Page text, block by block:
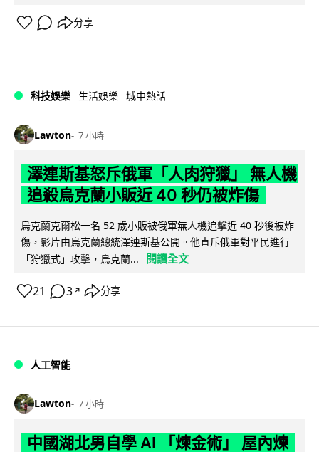
分享
科技娛樂 生活娛樂 城中熱話
Lawton 7 小時
澤連斯基怒斥俄軍「人肉狩獵」 無人機
追殺烏克蘭小販近 40 秒仍被炸傷
烏克蘭克爾松一名 52 歲小販被俄軍無人機追擊近 40 秒後被炸
傷，影片由烏克蘭總統澤連斯基公開。他直斥俄軍對平民進行
「狩獵式」攻擊，烏克蘭...
閱讀全文
21 3 ↗ 分享
人工智能
Lawton 7 小時
中國湖北男自學 AI 「煉金術」 屋內煉